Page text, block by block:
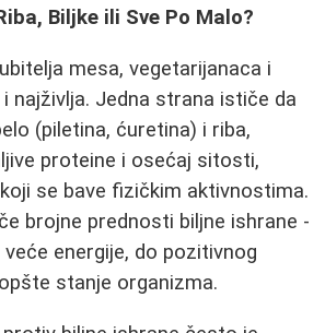
Biljke ili Sve Po Malo?
mesa, vegetarijanaca i
najživlja. Jedna strana ističe da
(piletina, ćuretina) i riba,
proteine i osećaj sitosti,
se bave fizičkim aktivnostima.
brojne prednosti biljne ishrane -
energije, do pozitivnog
stanje organizma.